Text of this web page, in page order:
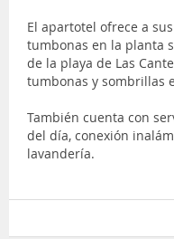
El apartotel ofrece a
tumbonas en la planta
de la playa de Las
tumbonas y sombrillas
También cuenta con
del día, conexión
lavandería.